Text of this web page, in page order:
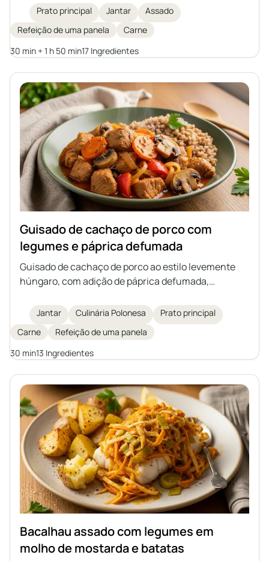
conserva e pimentão em conserva, tudo cozido em
um molho de tomate aromático e levemente ácido.
Ideal para um almoço em família ou festa, servido
com nhoque, bolinhos de batata, trigo sarraceno ou
Prato principal Jantar
Assado
Refeição de uma panela
Carne
30 min + 1 h 50 min17 Ingredientes
Guisado de cachaço de porco com
legumes e páprica defumada
Guisado de cachaço de porco ao estilo levemente
húngaro, com adição de páprica defumada,
aromas, ideal para um almoço rápido e
substancioso. Fica delicioso servido com trigo
sarraceno, batatas ou nhoque.
Jantar Culinária Polonesa
Prato principal
Carne
Refeição de uma panela
30 min13 Ingredientes
Bacalhau assado com legumes em
molho de mostarda e batatas